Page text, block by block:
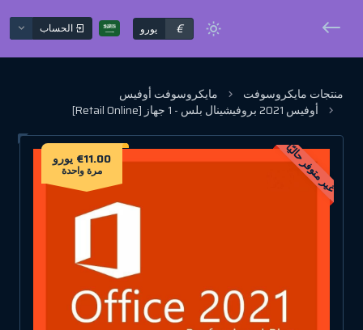
€ يورو الحساب
منتجات مايكروسوفت
مايكروسوفت أوفيس
أوفيس 2021 بروفيشينال بلس - 1 جهاز [Retail Online]
€11.00 يورو
مرة واحدة غير متوفر حاليًا